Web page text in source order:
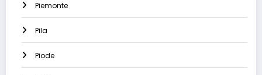
Piemonte
Pila
Piode